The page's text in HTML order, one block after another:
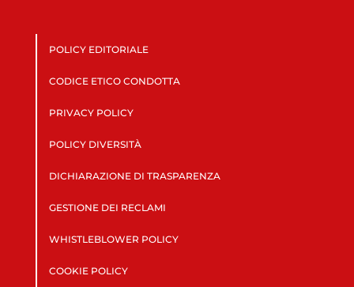
POLICY EDITORIALE
CODICE ETICO CONDOTTA
PRIVACY POLICY
POLICY DIVERSITÀ
DICHIARAZIONE DI TRASPARENZA
GESTIONE DEI RECLAMI
WHISTLEBLOWER POLICY
COOKIE POLICY